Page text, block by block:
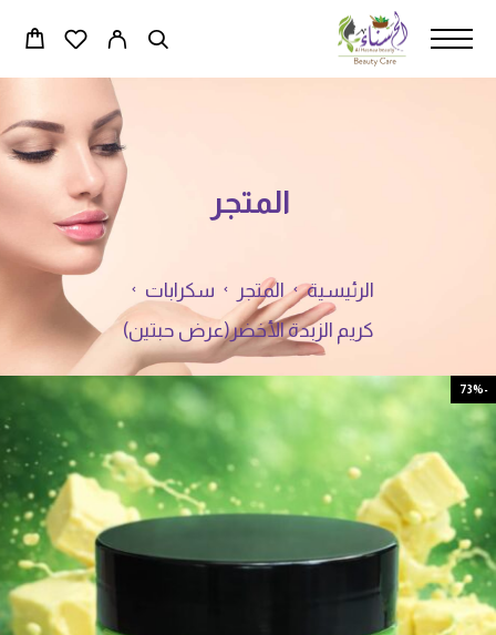
المتجر
الرئيسية المتجر
سكرابات
كريم الزبدة الأخضر(عرض حبتين)
-73%